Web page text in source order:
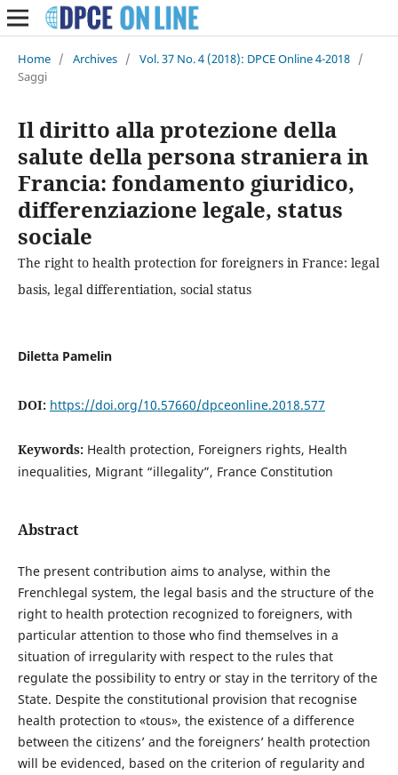
Home / Archives / Vol. 37 No. 4 (2018): DPCE Online 4-2018 /
Saggi
Il diritto alla protezione della
salute della persona straniera in
Francia: fondamento giuridico,
differenziazione legale, status
sociale
The right to health protection for foreigners in France: legal
basis, legal differentiation, social status
Diletta Pamelin
DOI: https://doi.org/10.57660/dpceonline.2018.577
Keywords: Health protection, Foreigners rights, Health
inequalities, Migrant “illegality”, France Constitution
Abstract
The present contribution aims to analyse, within the
Frenchlegal system, the legal basis and the structure of the
right to health protection recognized to foreigners, with
particular attention to those who find themselves in a
situation of irregularity with respect to the rules that
regulate the possibility to entry or stay in the territory of the
State. Despite the constitutional provision that recognise
health protection to «tous», the existence of a difference
between the citizens’ and the foreigners’ health protection
will be evidenced, based on the criterion of regularity and